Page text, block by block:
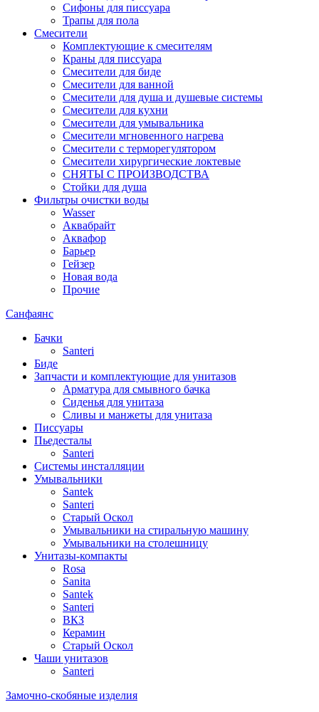
Сифоны для писсуара
Трапы для пола
Смесители
Комплектующие к смесителям
Краны для писсуара
Смесители для биде
Смесители для ванной
Смесители для душа и душевые системы
Смесители для кухни
Смесители для умывальника
Смесители мгновенного нагрева
Смесители с терморегулятором
Смесители хирургические локтевые
СНЯТЫ С ПРОИЗВОДСТВА
Стойки для душа
Фильтры очистки воды
Wasser
Аквабрайт
Аквафор
Барьер
Гейзер
Новая вода
Прочие
Санфаянс
Бачки
Santeri
Биде
Запчасти и комплектующие для унитазов
Арматура для смывного бачка
Сиденья для унитаза
Сливы и манжеты для унитаза
Писсуары
Пьедесталы
Santeri
Системы инсталляции
Умывальники
Santek
Santeri
Старый Оскол
Умывальники на стиральную машину
Умывальники на столешницу
Унитазы-компакты
Rosa
Sanita
Santek
Santeri
ВКЗ
Керамин
Старый Оскол
Чаши унитазов
Santeri
Замочно-скобяные изделия